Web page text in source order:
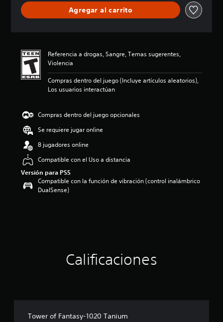
i
c
o
Agregar al carrito
Referencia a drogas, Sangre, Temas sugerentes,
Violencia
Compras dentro del juego (Incluye artículos aleatorios),
Los usuarios interactúan
Compras dentro del juego opcionales
Se requiere jugar online
8 jugadores online
Compatible con el Uso a distancia
Versión para PS5
Compatible con la función de vibración (control inalámbrico
DualSense)
Calificaciones
Tower of Fantasy-1020 Tanium